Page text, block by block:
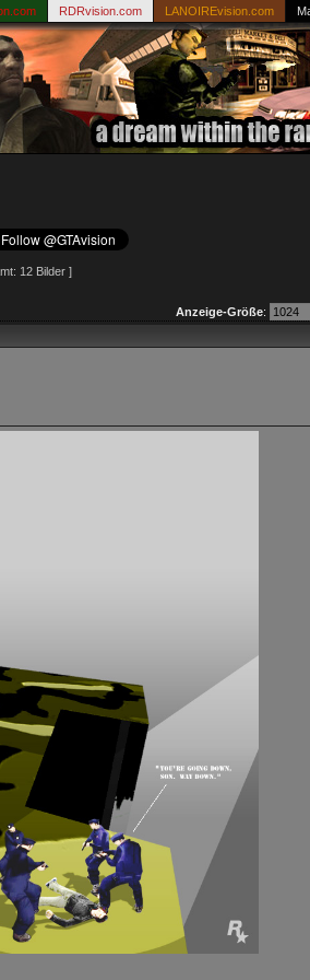
RDRvision.com LANOIREvision.com
12 Bilder ]
Anzeige-Größe: